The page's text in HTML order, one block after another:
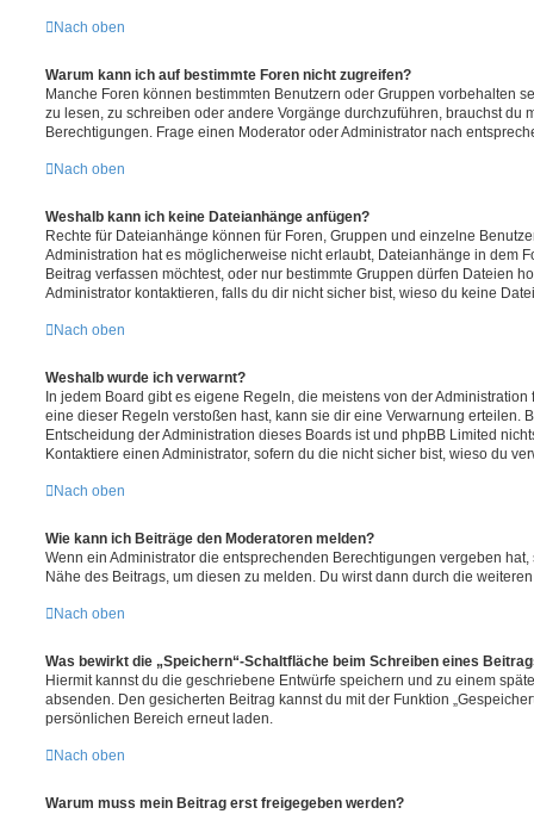
Nach oben
Warum kann ich auf bestimmte Foren nicht zugreifen?
Manche Foren können bestimmten Benutzern oder Gruppen vorbehalten
zu lesen, zu schreiben oder andere Vorgänge durchzuführen, brauchst du
Berechtigungen. Frage einen Moderator oder Administrator nach
Nach oben
Weshalb kann ich keine Dateianhänge anfügen?
Rechte für Dateianhänge können für Foren, Gruppen und einzelne
Administration hat es möglicherweise nicht erlaubt, Dateianhänge in dem
Beitrag verfassen möchtest, oder nur bestimmte Gruppen dürfen Dateien
Administrator kontaktieren, falls du dir nicht sicher bist, wieso du keine
Nach oben
Weshalb wurde ich verwarnt?
In jedem Board gibt es eigene Regeln, die meistens von der
eine dieser Regeln verstoßen hast, kann sie dir eine Verwarnung erteilen.
Entscheidung der Administration dieses Boards ist und phpBB Limited
Kontaktiere einen Administrator, sofern du die nicht sicher bist, wieso du
Nach oben
Wie kann ich Beiträge den Moderatoren melden?
Wenn ein Administrator die entsprechenden Berechtigungen vergeben
Nähe des Beitrags, um diesen zu melden. Du wirst dann durch die
Nach oben
Was bewirkt die „Speichern“-Schaltfläche beim Schreiben eines
Hiermit kannst du die geschriebene Entwürfe speichern und zu einem
absenden. Den gesicherten Beitrag kannst du mit der Funktion
persönlichen Bereich erneut laden.
Nach oben
Warum muss mein Beitrag erst freigegeben werden?